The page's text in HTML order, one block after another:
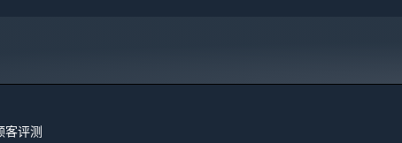
客评测